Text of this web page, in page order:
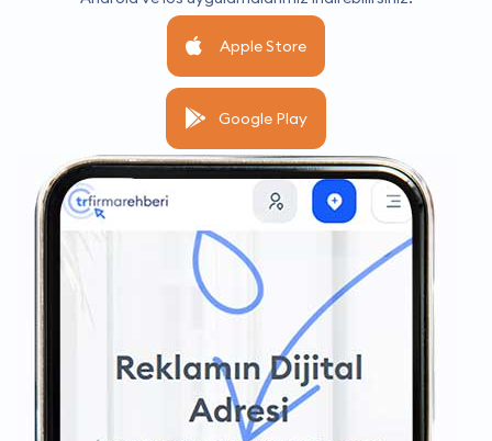
Apple Store
Google Play